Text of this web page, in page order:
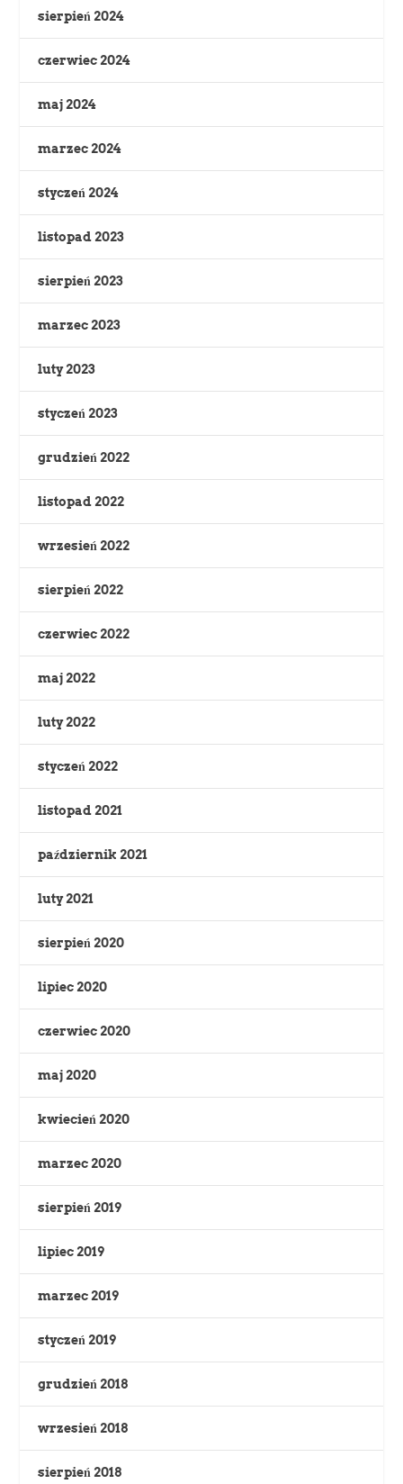
sierpień 2024
czerwiec 2024
maj 2024
marzec 2024
styczeń 2024
listopad 2023
sierpień 2023
marzec 2023
luty 2023
styczeń 2023
grudzień 2022
listopad 2022
wrzesień 2022
sierpień 2022
czerwiec 2022
maj 2022
luty 2022
styczeń 2022
listopad 2021
październik 2021
luty 2021
sierpień 2020
lipiec 2020
czerwiec 2020
maj 2020
kwiecień 2020
marzec 2020
sierpień 2019
lipiec 2019
marzec 2019
styczeń 2019
grudzień 2018
wrzesień 2018
sierpień 2018